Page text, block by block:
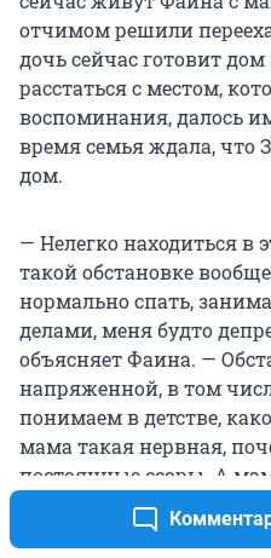
отчимом решили
дочь сейчас готовит
расстаться с местом,
воспоминания, далось
время семья ждала, что
дом.
— Нелегко находиться в
такой обстановке
нормально спать,
делами, меня будто
объясняет Фаина. —
напряженной, в том
понимаем в детстве,
мама такая нервная,
постоянные ссоры. А
прибьют где-нибудь за
была бесстрашной,